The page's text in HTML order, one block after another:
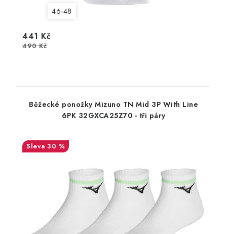
46-48
441 Kč
490 Kč
Běžecké ponožky Mizuno TN Mid 3P With Line
6PK 32GXCA25Z70 - tři páry
30 %